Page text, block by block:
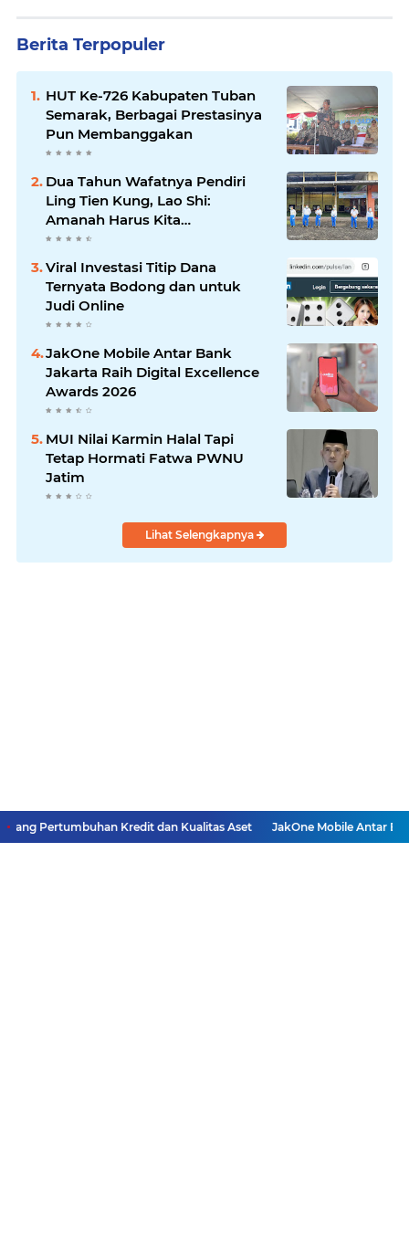
Berita Terpopuler
HUT Ke-726 Kabupaten Tuban
Semarak, Berbagai Prestasinya
Pun Membanggakan
Dua Tahun Wafatnya Pendiri
Ling Tien Kung, Lao Shi:
Amanah Harus Kita
Laksanakan!
Viral Investasi Titip Dana
Ternyata Bodong dan untuk
Judi Online
JakOne Mobile Antar Bank
Jakarta Raih Digital Excellence
Awards 2026
MUI Nilai Karmin Halal Tapi
Tetap Hormati Fatwa PWNU
Jatim
Lihat Selengkapnya
Pertumbuhan Kredit dan Kualitas Aset JakOne Mobile Antar